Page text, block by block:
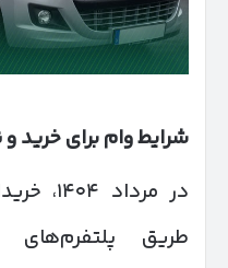
شرایط وام برای خرید
طریق